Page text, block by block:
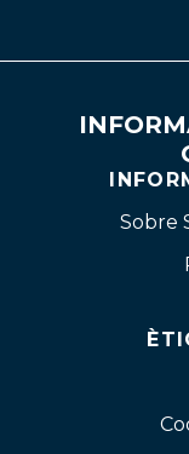
Sobre